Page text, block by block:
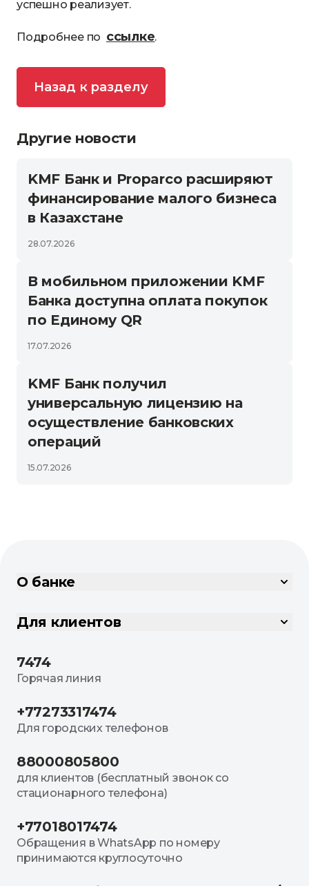
успешно реализует.
Подробнее по ссылке.
Назад к разделу
Другие новости
KMF Банк и Proparco расширяют
финансирование малого бизнеса
в Казахстане
28.07.2026
В мобильном приложении KMF
Банка доступна оплата покупок
по Единому QR
17.07.2026
KMF Банк получил
универсальную лицензию на
осуществление банковских
операций
15.07.2026
О банке
Для клиентов
7474
Горячая линия
+77273317474
Для городских телефонов
88000805800
для клиентов (бесплатный звонок со
стационарного телефона)
+77018017474
Обращения в WhatsApp по номеру
принимаются круглосуточно